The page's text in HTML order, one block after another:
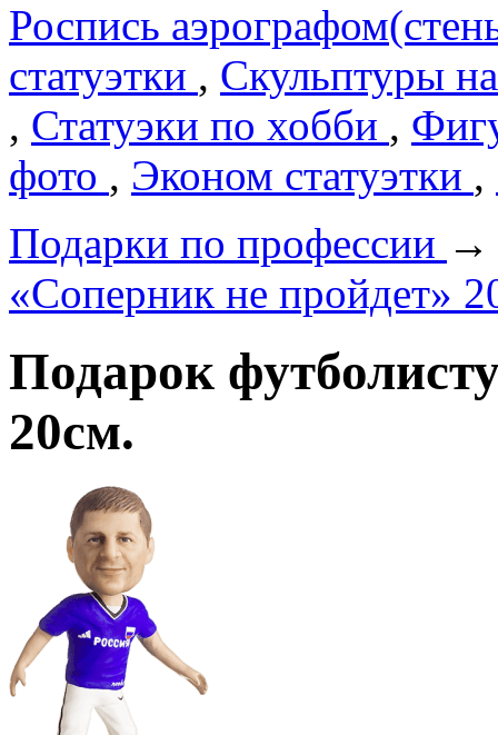
Роспись
статуэтки , Скульптуры
, Статуэки по хобби ,
фото , Эконом статуэтки ,
Подарки по профеcсии
«Соперник не пройдет»
Подарок
20см.